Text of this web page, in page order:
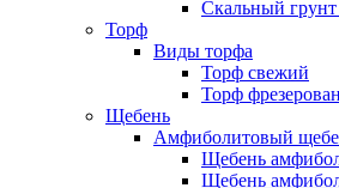
Скальный
Торф
Виды торфа
Торф свежий
Торф
Щебень
Амфиболитовый
Щебень
Щебень